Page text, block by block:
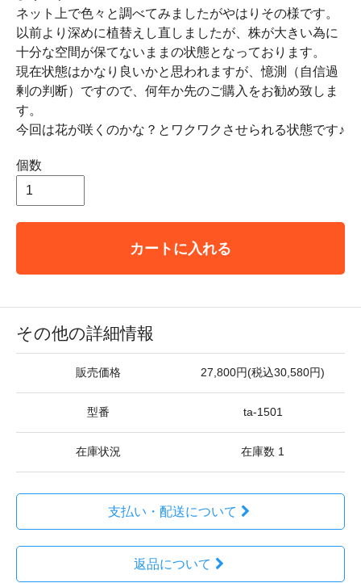
ネット上で色々と調べてみましたがやはりその様です。
以前より深めに植替えし直しましたが、株が大きい為に
十分な空間が保てないままの状態となっております。
現在状態はかなり良いかと思われますが、憶測（自信過
剰の判断）ですので、何年か先のご購入をお勧め致しま
す。
今回は花が咲くのかな？とワクワクさせられる状態です♪
個数
カートに入れる
その他の詳細情報
販売価格 27,800円(税込30,580円)
型番 ta-1501
在庫状況 在庫数 1
支払い・配送について
返品について